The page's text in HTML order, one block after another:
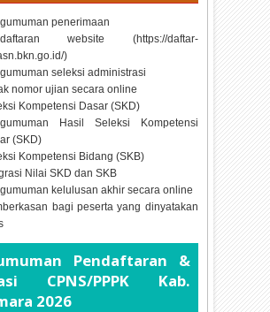
penerimaan
website (https://daftar-
)
seleksi administrasi
nomor ujian secara online
Kompetensi Dasar (SKD)
Hasil Seleksi Kompetensi
(SKD)
Kompetensi Bidang (SKB)
Nilai SKD dan SKB
kelulusan akhir secara online
bagi peserta yang dinyatakan
Pendaftaran &
CPNS/PPPK Kab.
2026